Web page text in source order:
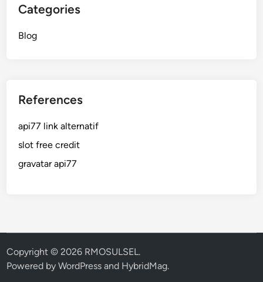
Categories
Blog
References
api77 link alternatif
slot free credit
gravatar api77
Copyright © 2026 RMOSULSEL.
Powered byWordPress and HybridMag.